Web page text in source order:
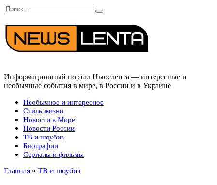
Перейти
к
содержанию
Search
for:
Информационный портал Ньюслента — интересные и
необычные события в мире, в России и в Украине
Необычное и интересное
Стиль жизни
Новости в Мире
Новости России
ТВ и шоубиз
Биографии
Сериалы и фильмы
Главная » ТВ и шоубиз